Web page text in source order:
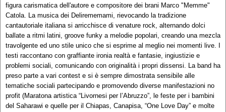
figura carismatica dell'autore e compositore dei brani Marco "Memme"
Catola. La musica dei Delirememami, rievocando la tradizione
cantautoriale italiana si arricchisce di venature rock, alternando dolci
ballate a ritmi latini, groove funky a melodie popolari, creando una mezcla
travolgente ed uno stile unico che si esprime al meglio nei momenti live. I
testi raccontano con graffiante ironia realtà e fantasie, ingiustizie e
problemi sociali, comunicando con originalità i propri dissensi. La band ha
preso parte a vari contest e si è sempre dimostrata sensibile alle
tematiche sociali partecipando e promovendo diverse manifestazioni no
profit (Maratona artistica “Livornesi per l’Abruzzo”, le feste per i bambini
del Saharawi e quelle per il Chiapas, Canapisa, “One Love Day” e molte